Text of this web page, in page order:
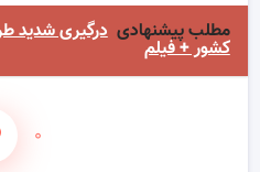
مطلب پیشنهادی درگیری شدید
کشور + فیلم
۰